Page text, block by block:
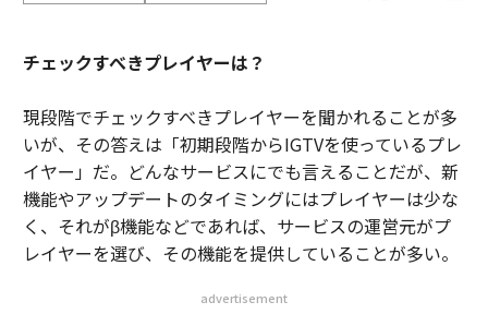
チェックすべきプレイヤーは？
現段階でチェックすべきプレイヤーを聞かれることが多
いが、その答えは「初期段階からIGTVを使っているプレ
イヤー」だ。どんなサービスにでも言えることだが、新
機能やアップデートのタイミングにはプレイヤーは少な
く、それがβ機能などであれば、サービスの運営元がプ
レイヤーを選び、その機能を提供していることが多い。
advertisement